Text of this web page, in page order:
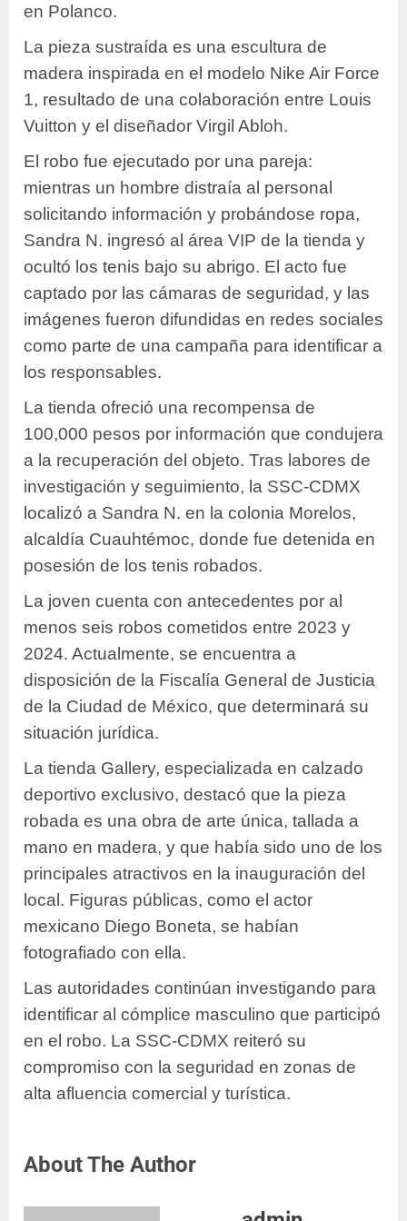
en Polanco.
La pieza sustraída es una escultura de
madera inspirada en el modelo Nike Air Force
1, resultado de una colaboración entre Louis
Vuitton y el diseñador Virgil Abloh.
El robo fue ejecutado por una pareja:
mientras un hombre distraía al personal
solicitando información y probándose ropa,
Sandra N. ingresó al área VIP de la tienda y
ocultó los tenis bajo su abrigo. El acto fue
captado por las cámaras de seguridad, y las
imágenes fueron difundidas en redes sociales
como parte de una campaña para identificar a
los responsables.
La tienda ofreció una recompensa de
100,000 pesos por información que condujera
a la recuperación del objeto. Tras labores de
investigación y seguimiento, la SSC-CDMX
localizó a Sandra N. en la colonia Morelos,
alcaldía Cuauhtémoc, donde fue detenida en
posesión de los tenis robados.
La joven cuenta con antecedentes por al
menos seis robos cometidos entre 2023 y
2024. Actualmente, se encuentra a
disposición de la Fiscalía General de Justicia
de la Ciudad de México, que determinará su
situación jurídica.
La tienda Gallery, especializada en calzado
deportivo exclusivo, destacó que la pieza
robada es una obra de arte única, tallada a
mano en madera, y que había sido uno de los
principales atractivos en la inauguración del
local. Figuras públicas, como el actor
mexicano Diego Boneta, se habían
fotografiado con ella.
Las autoridades continúan investigando para
identificar al cómplice masculino que participó
en el robo. La SSC-CDMX reiteró su
compromiso con la seguridad en zonas de
alta afluencia comercial y turística.
About The Author